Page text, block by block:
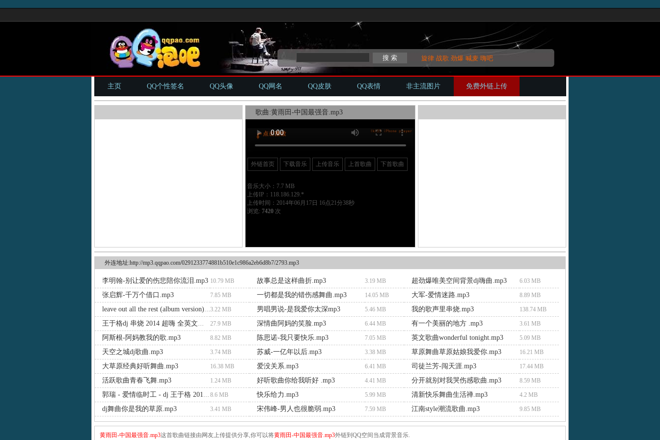
旋律 战歌 劲爆 喊麦 嗨吧
主页 QQ个性签名 QQ头像 QQ网名 QQ皮肤 QQ表情 非主流图片 免费外链上传
歌曲:黄雨田-中国最强音.mp3
外链首页 下载音乐 上传音乐 上首歌曲 下首歌曲
音乐大小：7.7 MB
上传IP：118.186.129.*
上传时间：2014年06月17日 16点21分38秒
浏览: 7420次
外连地址:http://mp3.qqpao.com/0291233774881b510e1c986a2eb6d8b7/2793.mp3
李明翰-别让爱的伤悲陪你流泪.mp3 10.79 MB 故事总是这样曲折.mp3 3.19 MB 超劲爆唯美空间背景dj嗨曲.mp3 6.03 MB
张启辉-千万个借口.mp3 7.85 MB 一切都是我的错伤感舞曲.mp3 14.05 MB 大军-爱情迷路.mp3 8.89 MB
leave out all the rest (album version).mp33.22 MB 男唱男说-是我爱你太深mp3 5.46 MB 我的歌声里串烧.mp3 138.74 MB
王于格dj 串烧 2014 超嗨 全英文经选.mp3 27.9 MB 深情曲阿妈的笑脸.mp3 6.44 MB 有一个美丽的地方 .mp3 3.61 MB
阿斯根-阿妈教我的歌.mp3 8.82 MB 陈思诺-我只要快乐.mp3 7.05 MB 英文歌曲wonderful tonight.mp3 5.09 MB
天空之城dj歌曲.mp3 3.74 MB 苏威-一亿年以后.mp3 3.38 MB 草原舞曲草原姑娘我爱你.mp3 16.21 MB
大草原经典好听舞曲.mp3 16.38 MB 爱没关系.mp3 6.41 MB 司徒兰芳-闯天涯.mp3 17.44 MB
活跃歌曲青春飞舞.mp3 1.24 MB 好听歌曲你给我听好 .mp3 4.41 MB 分开就别对我哭伤感歌曲.mp3 8.59 MB
郭瑞 - 爱情临时工 - dj 王于格 2014.mp3 8.6 MB 快乐给力.mp3 5.99 MB 清新快乐舞曲生活禅.mp3 4.2 MB
dj舞曲你是我的草原.mp3 3.41 MB 宋伟峰-男人也很脆弱.mp3 7.59 MB 江南style潮流歌曲.mp3 9.85 MB
黄雨田-中国最强音.mp3这首歌曲链接由网友上传提供分享,你可以将黄雨田-中国最强音.mp3外链到QQ空间当成背景音乐.